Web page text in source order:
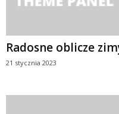
Radosne oblicze
21 stycznia 2023